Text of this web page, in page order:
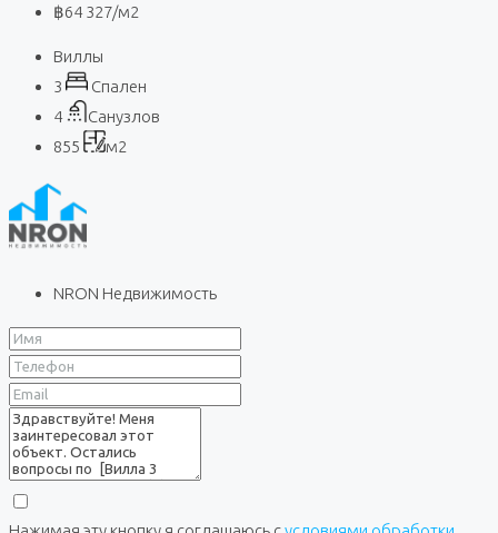
฿64 327/м2
Виллы
3
Спален
4
Санузлов
855
м2
NRON Недвижимость